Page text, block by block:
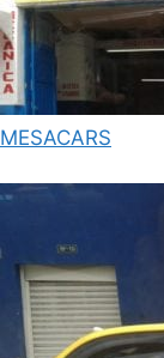
MESACARS